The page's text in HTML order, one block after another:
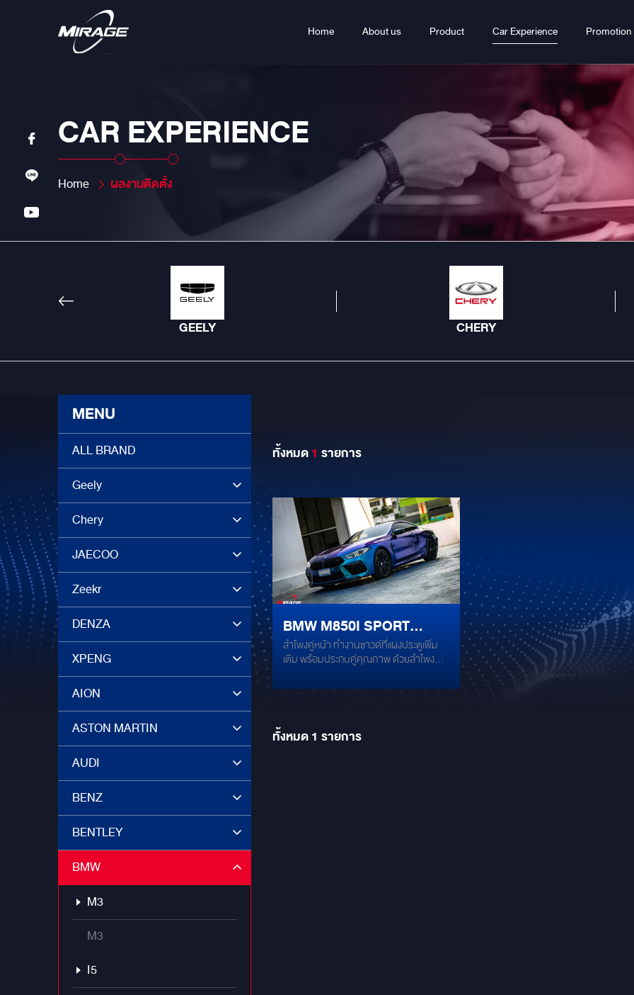
Home About us Product Car Experience Promotion
CAR EXPERIENCE
Home ผลงานติดตั้ง
GEELY CHERY
MENU
ALL BRAND
Geely
Chery
JAECOO
Zeekr
DENZA
XPENG
AION
ASTON MARTIN
AUDI
BENZ
BENTLEY
BMW
M3
M3
I5
ทั้งหมด1 รายการ
BMW M850I SPORT
COUPE : SOUND
สปอร์ต ครบทุกจุดงานดีไซน์
เต็มทั้ง SQ และ SQL
ลำโพงคู่หน้า ทำงานซาวด์ที่แผงประตูเพิ่ม
เติม พร้อมประกบคู่คุณภาพ ด้วยลำโพง
165 และทวิตเตอร์ GROUNDZERO :
กับ GROUNDZERO : GZPM 80 SQ-C
ลำโพงคู่หลัง & Surround ด้านหลัง ติดตั้ง
ทั้งหมด1 รายการ